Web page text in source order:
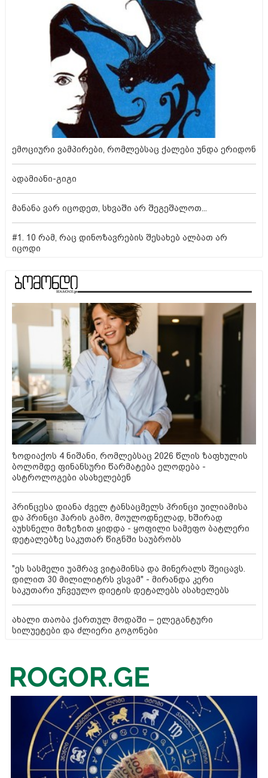
ემოციური ვამპირები, რომლებსაც ქალები უნდა ერიდონ
ადამიანი-გიგი
მანანა ვარ იცოდეთ, სხვაში არ შეგეშალოთ...
#1. 10 რამ, რაც დინოზავრების შესახებ ალბათ არ
იცოდი
ზოდიაქოს 4 ნიშანი, რომლებსაც 2026 წლის ზაფხულის
ბოლომდე ფინანსური წარმატება ელოდება -
ასტროლოგები ასახელებენ
პრინცესა დიანა ძველ ტანსაცმელს პრინცი უილიამისა
და პრინცი ჰარის გამო, მოულოდნელად, ხშირად
აუხსნელი მიზეზით ყიდდა - ყოფილი სამეფო ბატლერი
დეტალებზე საკუთარ წიგნში საუბრობს
"ეს სასმელი უამრავ ვიტამინსა და მინერალს შეიცავს.
დილით 30 მილილიტრს ვსვამ" - მირანდა კერი
საკუთარი უჩვეულო დიეტის დეტალებს ასახელებს
ახალი თაობა ქართულ მოდაში – ელეგანტური
სილუეტები და ძლიერი გოგონები